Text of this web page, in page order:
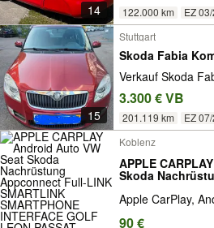
Anzeige aufgeben
14 122.000 km EZ
15
Stuttgart
Skoda Fabia
Verkauf Skoda
3.300 € VB
201.119 km
EZ
Koblenz
APPLE
Skoda
LINK
INTERFACE
ARTEON
Fabia T-Roc
Apple CarPlay,
90 €